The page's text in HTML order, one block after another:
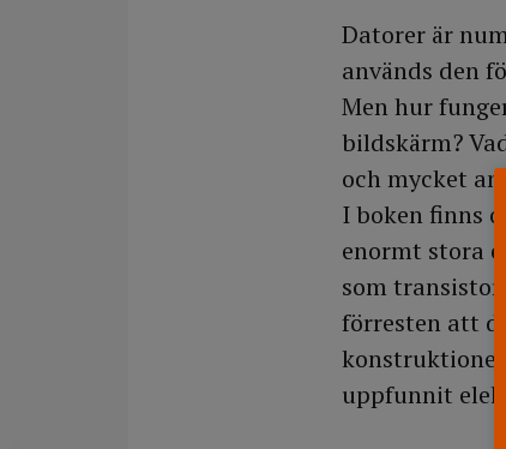
Datorer är
används den
Men hur
bildskärm?
och mycket
I boken finns
enormt stora
som
förresten att
uppfunnit